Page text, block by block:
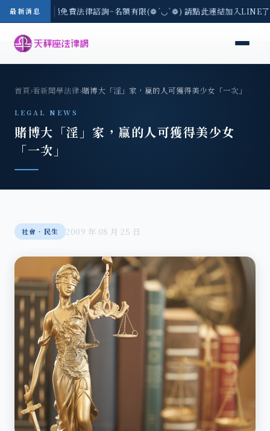
最新消息
-8/3(一) 現場免費法律諮詢~名額有限(❁´◡`❁) 請點此連結加入LINE
首頁›看新聞學法律›賭博大「淫」家，贏的人可獲得美少女「一次」
LEGAL NEWS
賭博大「淫」家，贏的人可獲得美少女
「一次」
社會‧民生 2009 年 08 月 25 日